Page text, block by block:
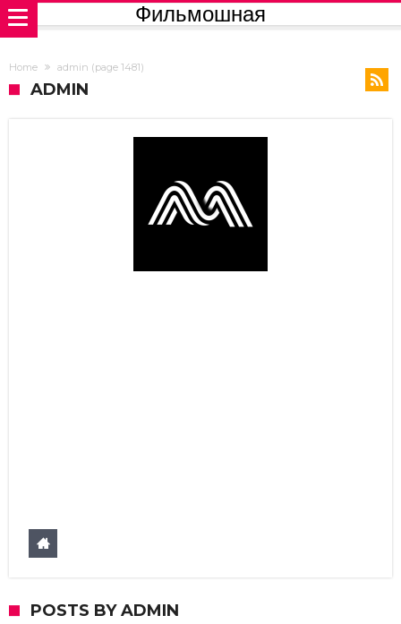
Фильмошная
Home admin (page 1481)
ADMIN
POSTS BY ADMIN